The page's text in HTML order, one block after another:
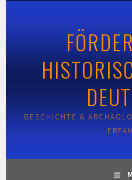
GESCHICHTE &